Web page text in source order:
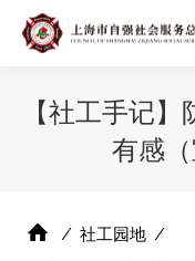
【社工手记
有感（
⁄ 社工园地 ⁄